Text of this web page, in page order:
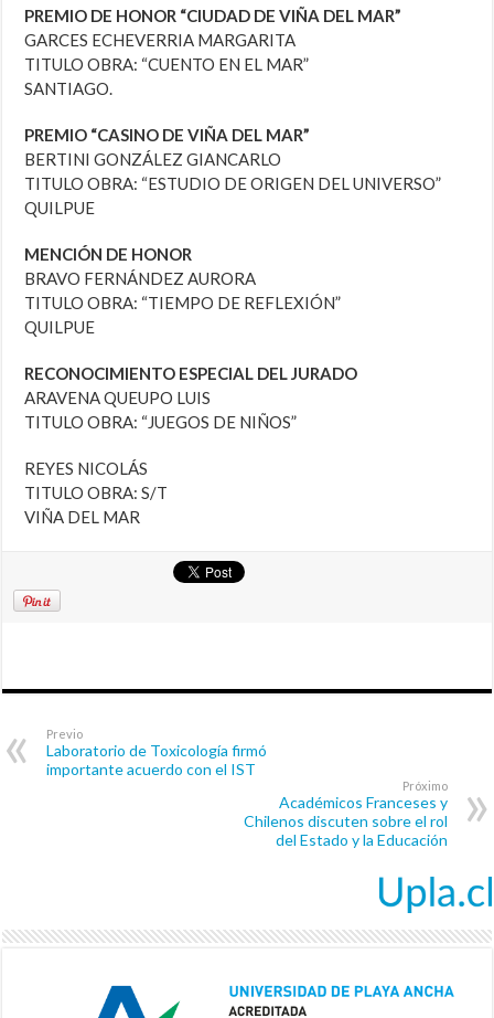
PREMIO DE HONOR “CIUDAD DE VIÑA DEL MAR”
GARCES ECHEVERRIA MARGARITA
TITULO OBRA: “CUENTO EN EL MAR”
SANTIAGO.
PREMIO “CASINO DE VIÑA DEL MAR”
BERTINI GONZÁLEZ GIANCARLO
TITULO OBRA: “ESTUDIO DE ORIGEN DEL UNIVERSO”
QUILPUE
MENCIÓN DE HONOR
BRAVO FERNÁNDEZ AURORA
TITULO OBRA: “TIEMPO DE REFLEXIÓN”
QUILPUE
RECONOCIMIENTO ESPECIAL DEL JURADO
ARAVENA QUEUPO LUIS
TITULO OBRA: “JUEGOS DE NIÑOS”
REYES NICOLÁS
TITULO OBRA: S/T
VIÑA DEL MAR
Previo
Laboratorio de Toxicología firmó
importante acuerdo con el IST
Próximo
Académicos Franceses y
Chilenos discuten sobre el rol
del Estado y la Educación